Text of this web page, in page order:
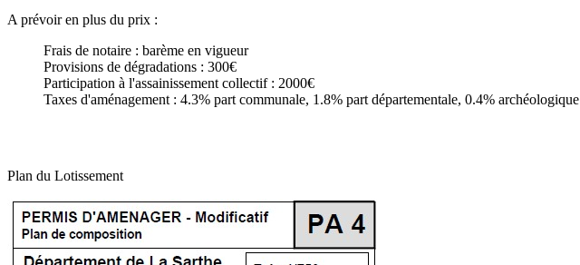
A prévoir en plus du prix :
Frais de notaire : barème en vigueur
Provisions de dégradations : 300€
Participation à l'assainissement collectif : 2000€
Taxes d'aménagement : 4.3% part communale, 1.8% part départementale, 0.4% archéologique
Plan du Lotissement